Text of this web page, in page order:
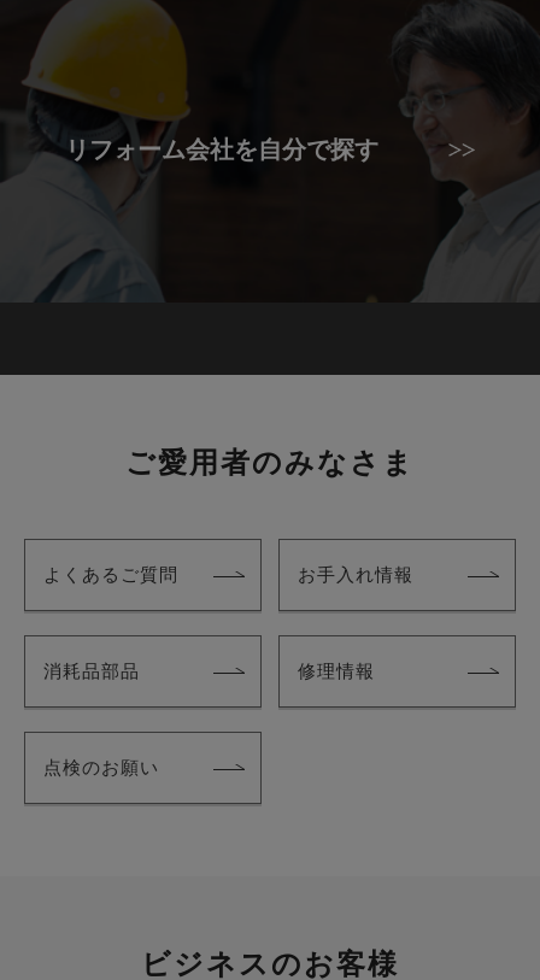
リフォーム会社を自分で探す
ご愛用者のみなさま
よくあるご質問 お手入れ情報
消耗品部品 修理情報
点検のお願い
ビジネスのお客様